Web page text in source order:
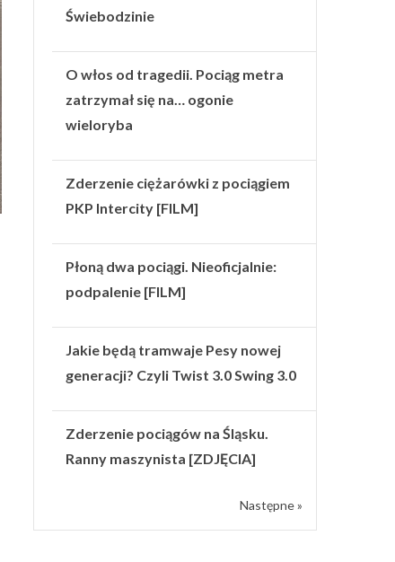
Świebodzinie
O włos od tragedii. Pociąg metra
zatrzymał się na… ogonie
wieloryba
Zderzenie ciężarówki z pociągiem
PKP Intercity [FILM]
Płoną dwa pociągi. Nieoficjalnie:
podpalenie [FILM]
Jakie będą tramwaje Pesy nowej
generacji? Czyli Twist 3.0 Swing 3.0
Zderzenie pociągów na Śląsku.
Ranny maszynista [ZDJĘCIA]
Następne »